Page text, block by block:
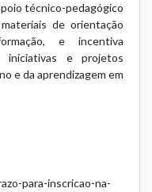
técnico-pedagógico
de orientação
e incentiva
iniciativas e projetos
e da aprendizagem em
para-inscricao-na-